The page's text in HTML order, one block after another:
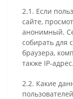
2.1. Если
сайте,
анонимный.
собирать для
браузера,
также IP-адрес.
2.2. Какие